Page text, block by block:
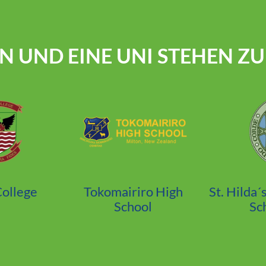
UND EINE UNI STEHEN
High
St. Hilda´s Collegiate
School
Queen´s